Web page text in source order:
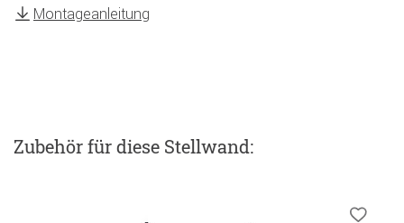
Montageanleitung
Zubehörfür diese Stellwand: